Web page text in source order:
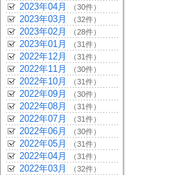
2023年04月 （30件）
2023年03月 （32件）
2023年02月 （28件）
2023年01月 （31件）
2022年12月 （31件）
2022年11月 （30件）
2022年10月 （31件）
2022年09月 （30件）
2022年08月 （31件）
2022年07月 （31件）
2022年06月 （30件）
2022年05月 （31件）
2022年04月 （31件）
2022年03月 （32件）